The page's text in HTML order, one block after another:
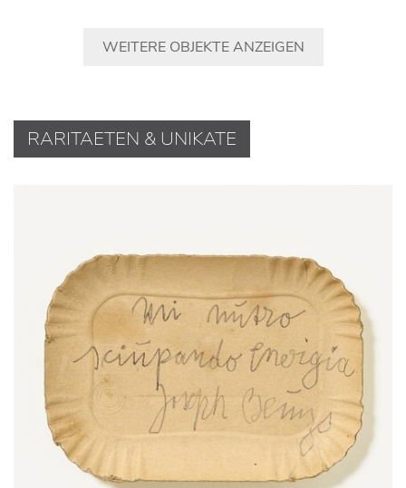
WEITERE OBJEKTE ANZEIGEN
RARITAETEN & UNIKATE